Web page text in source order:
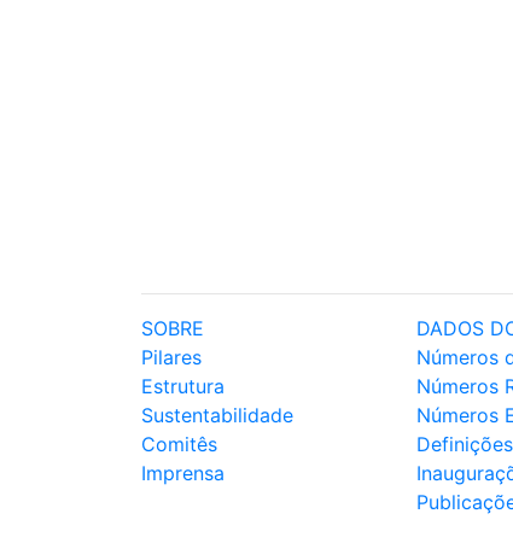
SOBRE
Pilares
Estrutura
Sustentabilidade
Comitês
Imprensa
DADOS
Números
Números
Números